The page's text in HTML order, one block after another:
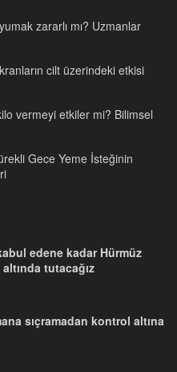
zararlı mı? Uzmanlar
cilt üzerindeki etkisi
vermeyi etkiler mi? Bilimsel
Gece Yeme İsteğinin
edene kadar Hürmüz
altında tutacağız
sıçramadan kontrol altına